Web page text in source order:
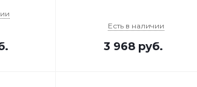
Есть в наличии
3 968 руб.